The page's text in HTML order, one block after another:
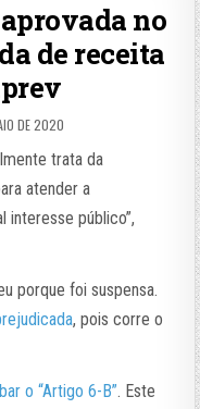
no
de receita
DE 2020
trata da
atender a
interesse público”,
porque foi suspensa.
, pois corre o
o “Artigo 6-B”. Este